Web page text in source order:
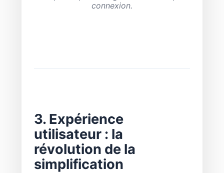
connexion.
3. Expérience
utilisateur : la
révolution de la
simplification